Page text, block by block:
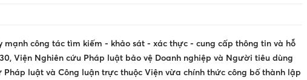
mạnh công tác tìm kiếm - khảo sát - xác thực - cung cấp thông tin và hỗ
Viện Nghiên cứu Pháp luật bảo vệ Doanh nghiệp và Người tiêu dùng
Pháp luật và Công luận trực thuộc Viện vừa chính thức công bố thành lập